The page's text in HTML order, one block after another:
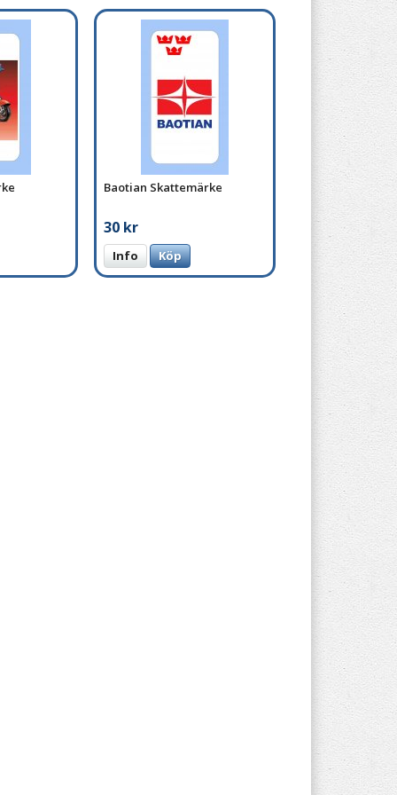
Baotian Skattemärke
30 kr
Info Köp